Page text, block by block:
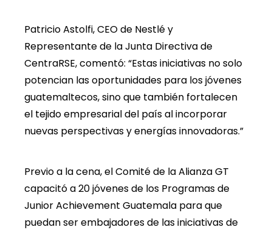
Patricio Astolfi, CEO de Nestlé y
Representante de la Junta Directiva de
CentraRSE, comentó: “Estas iniciativas no solo
potencian las oportunidades para los jóvenes
guatemaltecos, sino que también fortalecen
el tejido empresarial del país al incorporar
nuevas perspectivas y energías innovadoras.”
Previo a la cena, el Comité de la Alianza GT
capacitó a 20 jóvenes de los Programas de
Junior Achievement Guatemala para que
puedan ser embajadores de las iniciativas de